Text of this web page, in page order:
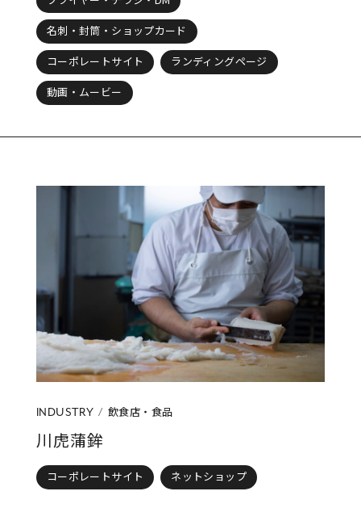
フライヤー・チラシ・DM
名刺・封筒・ショップカード
コーポレートサイト ネットショップ
ランディングページ
名刺・封筒・ショップカード
コーポレートサイト
ランディングページ
動画・ムービー
INDUSTRY 飲食店・食品
川虎蒲鉾
コーポレートサイト ネットショップ